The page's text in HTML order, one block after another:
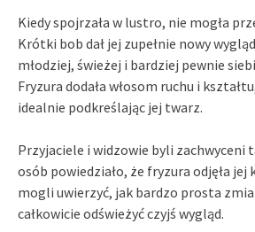
Kiedy spojrzała w lustro, nie mogła
Krótki bob dał jej zupełnie nowy
młodziej, świeżej i bardziej pewnie
Fryzura dodała włosom ruchu i
idealnie podkreślając jej twarz.
Przyjaciele i widzowie byli zachwyceni
osób powiedziało, że fryzura odjęła
mogli uwierzyć, jak bardzo prosta
całkowicie odświeżyć czyjś wygląd.